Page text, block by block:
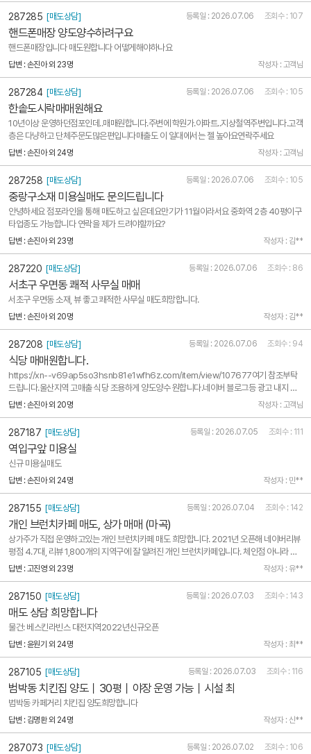
287285 [매도상담] 등록일 : 2026.07.06 조회수 : 107
핸드폰매장 양도양수하려구요
핸드폰매장입니다 매도원합니다 어떻게해야하나요
답변 : 손진아 외 23명 작성자 : 고객님
287284 [매도상담] 등록일 : 2026.07.06 조회수 : 105
한솥도시락매매원해요
10년이상 운영하던점포인데..매매원합니다.주변에 학원가.아파트..지상철역주변입니다.고객
층은 다냥하고 단체주문도많은편입니다매출도 이 일대에서는 젤 높아요연락주세요
답변 : 손진아 외 24명 작성자 : 고객님
287258 [매도상담] 등록일 : 2026.07.06 조회수 : 105
중랑구소재 미용실매도 문의드립니다
안녕하세요 점포라인을 통해 매도하고 싶은데요만기가 11월이라서요 중화역 2층 40평이구
타업종도 가능합니다 연락을 제가 드려야할까요?
답변 : 손진아 외 23명 작성자 : 김**
287220 [매도상담] 등록일 : 2026.07.06 조회수 : 86
서초구 우면동 쾌적 사무실 매매
서초구 우면동 소재, 뷰 좋고 쾌적한 사무실 매도희망합니다.
답변 : 손진아 외 20명 작성자 : 김**
287208 [매도상담] 등록일 : 2026.07.06 조회수 : 94
식당 매매원합니다.
https://xn--v69ap5so3hsnb81e1wfh6z.com/item/view/107677여기 참조부탁
드립니다.울산지역 고매출 식당 조용하게 양도양수 원합니다.네이버 블로그등 광고 내지 않
는 조건입니다.권리금 32000 받아주시면 복비 1천만원 깔끔하게 입금드립니다.부동산, 건
시면 연락 부탁드립니다.연락..
답변 : 손진아 외 20명 작성자 : 고객님
287187 [매도상담] 등록일 : 2026.07.05 조회수 : 111
역입구앞 미용실
신규 미용실매도
답변 : 손진아 외 24명 작성자 : 민**
287155 [매도상담] 등록일 : 2026.07.04 조회수 : 142
개인 브런치카페 매도, 상가 매매 (마곡)
상가주가 직접 운영하고있는 개인 브런치카페 매도 희망합니다. 2021년 오픈해 네이버리뷰
평점 4.7대, 리뷰 1,800개의 지역구에 잘 알려진 개인 브런치카페입니다. 체인점 아니라 가
맹수수료 등이 없고, 좋은 조건에 인수해가시는 분께는 레시피를 포함한 브랜드와 기본 기물
답변 : 고진영 외 23명 작성자 : 유**
287150 [매도상담] 등록일 : 2026.07.03 조회수 : 143
매도 상담 희망합니다
물건: 베스킨라빈스 대전지역2022년신규오픈
답변 : 윤원기 외 24명 작성자 : 최**
287105 [매도상담] 등록일 : 2026.07.03 조회수 : 116
범박동 치킨집 양도｜30평｜야장 운영 가능｜시설 최
범박동 카페거리 치킨집 양도희망합니다
답변 : 김명환 외 24명 작성자 : 신**
287073 [매도상담] 등록일 : 2026.07.02 조회수 : 106